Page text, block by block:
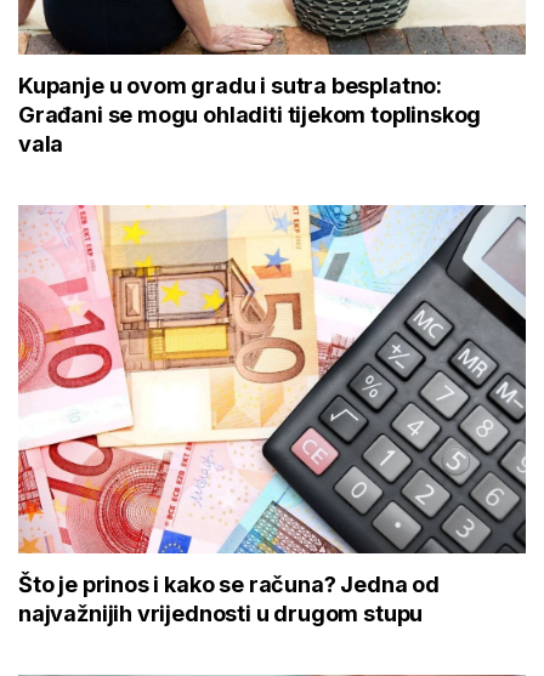
Kupanje u ovom gradu i sutra besplatno:
Građani se mogu ohladiti tijekom toplinskog
vala
Što je prinos i kako se računa? Jedna od
najvažnijih vrijednosti u drugom stupu